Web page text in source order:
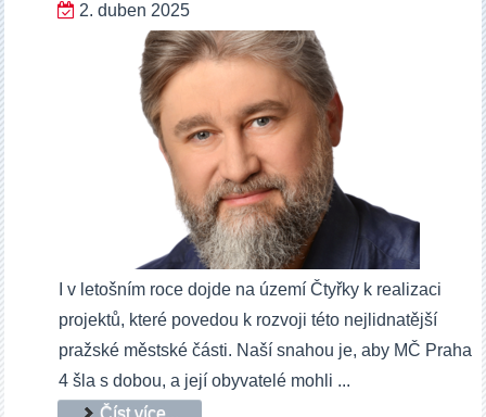
2. duben 2025
I v letošním roce dojde na území Čtyřky k realizaci
projektů, které povedou k rozvoji této nejlidnatější
pražské městské části. Naší snahou je, aby MČ Praha
4 šla s dobou, a její obyvatelé mohli ...
Číst více...